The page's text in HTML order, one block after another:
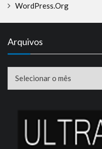
WordPress.org
Arquivos